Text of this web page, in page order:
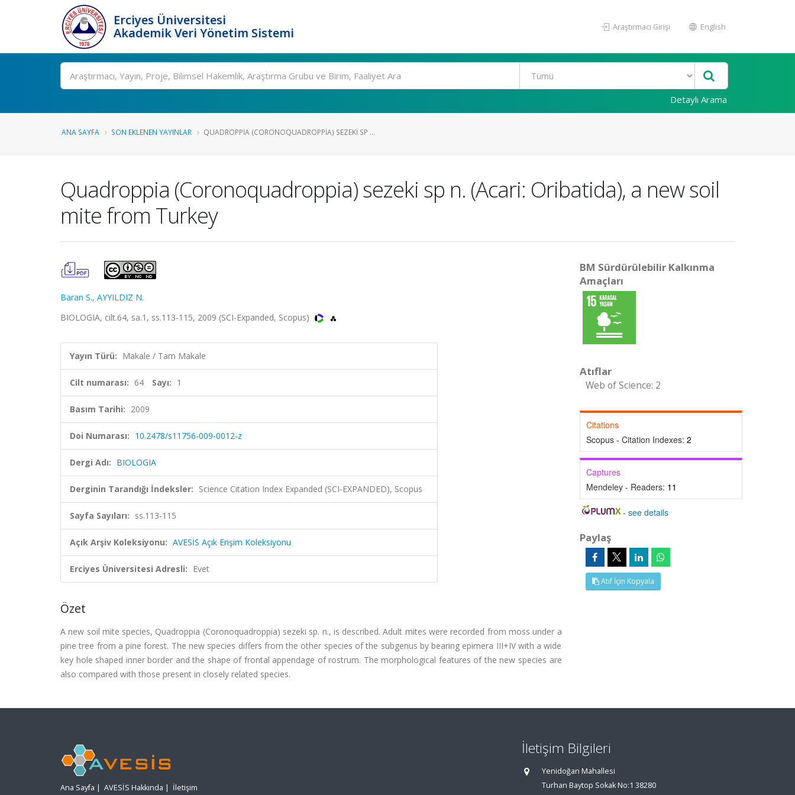
Erciyes Üniversitesi
Akademik Veri Yönetim Sistemi
Araştırmacı Girişi English
Ara
Detaylı Arama
ANA SAYFA SON EKLENEN YAYINLAR QUADROPPIA (CORONOQUADROPPIA) SEZEKI SP ...
Quadroppia (Coronoquadroppia) sezeki sp n. (Acari: Oribatida), a new soil
mite from Turkey
Baran S., AYYILDIZ N.
BIOLOGIA, cilt.64, sa.1, ss.113-115, 2009 (SCI-Expanded, Scopus)
Yayın Türü: Makale / Tam Makale
Cilt numarası: 64 Sayı: 1
Basım Tarihi: 2009
Doi Numarası: 10.2478/s11756-009-0012-z
Dergi Adı: BIOLOGIA
Derginin Tarandığı İndeksler: Science Citation Index Expanded (SCI-EXPANDED), Scopus
Sayfa Sayıları: ss.113-115
Açık Arşiv Koleksiyonu: AVESİS Açık Erişim Koleksiyonu
Erciyes Üniversitesi Adresli: Evet
Özet
A new soil mite species, Quadroppia (Coronoquadroppia) sezeki sp. n., is described. Adult mites were recorded from moss under a
pine tree from a pine forest. The new species differs from the other species of the subgenus by bearing epimera III+IV with a wide
key hole shaped inner border and the shape of frontal appendage of rostrum. The morphological features of the new species are
also compared with those present in closely related species.
BM Sürdürülebilir Kalkınma
Amaçları
Atıflar
Web of Science: 2
Citations
Scopus - Citation Indexes: 2
Captures
Mendeley - Readers: 11
-see details
Paylaş
Atıf İçin Kopyala
Ana Sayfa | AVESİS Hakkında | İletişim
İletişim Bilgileri
Yenidoğan Mahallesi
Turhan Baytop Sokak No:1 38280